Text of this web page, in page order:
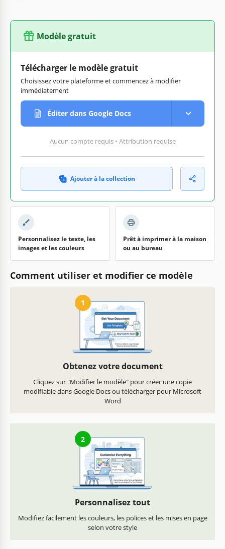
Modèle gratuit
Télécharger le modèle gratuit
Choisissez votre plateforme et commencez à modifier
immédiatement
Éditer dans Google Docs
Aucun compte requis • Attribution requise
Ajouter à la collection
Personnalisez le texte, les
images et les couleurs
Prêt à imprimer à la maison
ou au bureau
Comment utiliser et modifier ce modèle
1
Obtenez votre document
Cliquez sur "Modifier le modèle" pour créer une copie
modifiable dans Google Docs ou télécharger pour Microsoft
Word
2
Personnalisez tout
Modifiez facilement les couleurs, les polices et les mises en page
selon votre style